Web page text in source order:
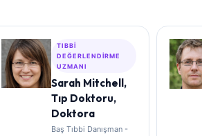
TIBBI
DEĞERLENDIRME
UZMANI
Sarah Mitchell,
Tıp Doktoru,
Doktora
Baş Tıbbi Danışman -